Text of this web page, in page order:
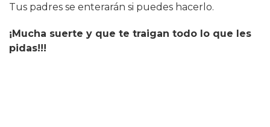
Tus padres se enterarán si puedes hacerlo.
¡Mucha suerte y que te traigan todo lo que les
pidas!!!